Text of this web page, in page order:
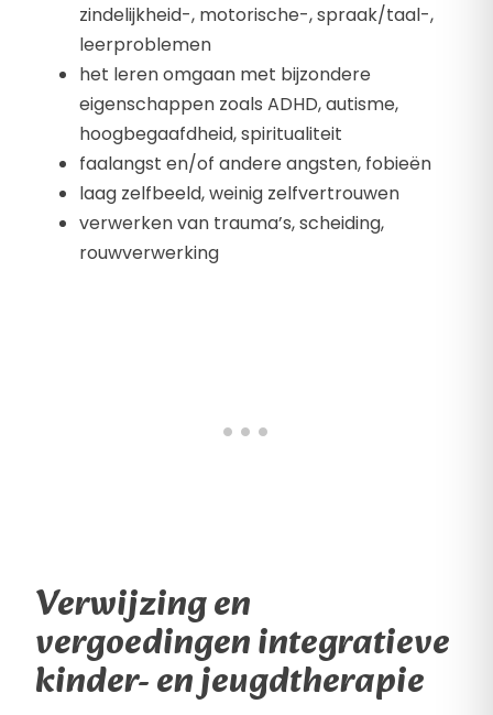
zindelijkheid-, motorische-, spraak/taal-,
leerproblemen
het leren omgaan met bijzondere
eigenschappen zoals ADHD, autisme,
hoogbegaafdheid, spiritualiteit
faalangst en/of andere angsten, fobieën
laag zelfbeeld, weinig zelfvertrouwen
verwerken van trauma’s, scheiding,
rouwverwerking
Verwijzing en
vergoedingen integratieve
kinder- en jeugdtherapie